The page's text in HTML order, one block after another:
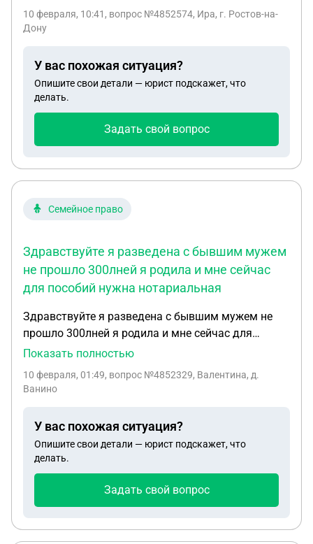
,мой доход за 12 месяцев составляет около
10 февраля, 10:41 , вопрос №4852574, Ира, г. Ростов-на-
Дону
У вас похожая ситуация?
Опишите свои детали — юрист подскажет, что
делать.
Задать свой вопрос
Семейное право
Здравствуйте я разведена с бывшим мужем
не прошло 300лней я родила и мне сейчас
для пособий нужна нотариальная
Здравствуйте я разведена с бывшим мужем не
прошло 300лней я родила и мне сейчас для
пособий нужна нотариальная справка о том что
для этого нужны и смогу ли я сделать эту справку
Показать полностью
10 февраля, 01:49, вопрос №4852329, Валентина, д.
Ванино
У вас похожая ситуация?
Опишите свои детали — юрист подскажет, что
делать.
Задать свой вопрос